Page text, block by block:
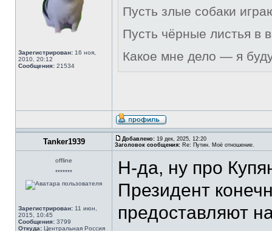
Зарегистрирован: 16 ноя,
2010, 20:12
Сообщения: 21534
Пусть злые собаки
Пусть чёрные листья в
Какое мне дело — я
Tanker1939 Добавлено: 19 дек, 2025, 12:20
Заголовок сообщения: Re: Путин. Моё отношение.
offline
*******
Зарегистрирован: 11 июн,
2015, 10:45
Сообщения: 3799
Откуда: Центральная Россия
Н-да, ну про
Президент
предоставляют